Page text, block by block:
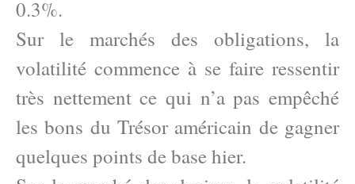
0.3%.
Sur le marchés des obligations, la
volatilité commence à se faire ressentir
très nettement ce qui n’a pas empêché
les bons du Trésor américain de gagner
quelques points de base hier.